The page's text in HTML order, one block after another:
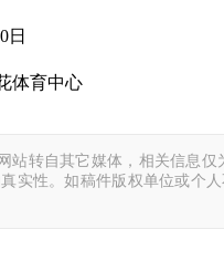
日
体育中心
站转自其它媒体，相关信息
实性。如稿件版权单位或个